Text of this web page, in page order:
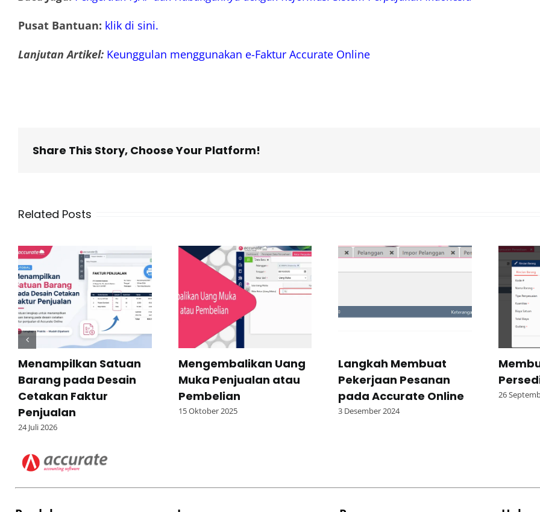
Pusat Bantuan: klik di sini.
Lanjutan Artikel: Keunggulan menggunakan e-Faktur Accurate Online
Share This Story, Choose Your Platform!
Related Posts
Menampilkan Satuan
Barang pada Desain
Cetakan Faktur
Penjualan
24 Juli 2026
Mengembalikan Uang
Muka Penjualan atau
Pembelian
15 Oktober 2025
Langkah Membuat
Pekerjaan Pesanan
pada Accurate Online
3 Desember 2024
26